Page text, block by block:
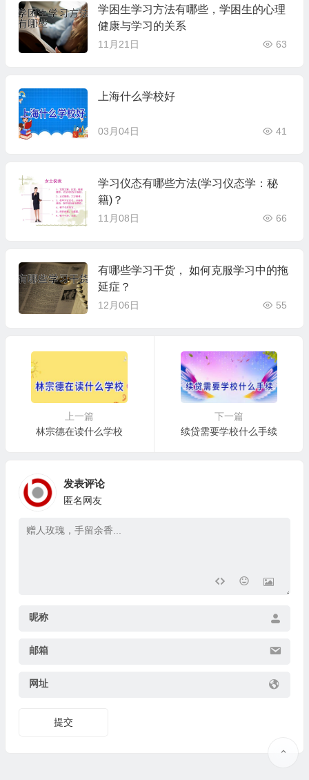
学困生学习方法有哪些，学困生的心理
健康与学习的关系
11月21日 63
上海什么学校好
03月04日 41
学习仪态有哪些方法(学习仪态学：秘
籍)？
11月08日 66
有哪些学习干货， 如何克服学习中的拖
延症？
12月06日 55
上一篇
林宗德在读什么学校
下一篇
续贷需要学校什么手续
发表评论
匿名网友
昵称
邮箱
网址
提交